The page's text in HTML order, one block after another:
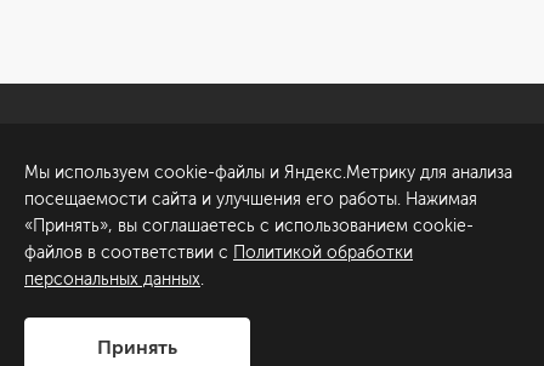
Обсудить проект
ул. Академика Павлова, 6
к1
+7 (812) 200-95-55
Сделано в
Мы используем cookie-файлы и Яндекс.Метрику для анализа
посещаемости сайта и улучшения его работы. Нажимая
«Принять», вы соглашаетесь с использованием cookie-
файлов в соответствии с Политикой обработки
персональных данных.
Принять